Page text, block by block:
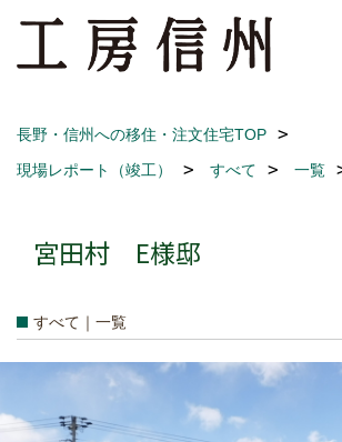
長野・信州への移住・注文住宅TOP
現場レポート（竣工）
すべて 一覧
宮田村 E様邸
すべて｜一覧